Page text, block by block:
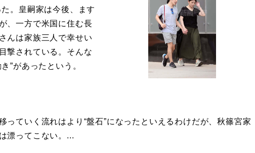
。皇嗣家は今後、ます
、一方で米国に住む長
んは家族三人で幸せい
撃されている。そんな
”があったという。
ていく流れはより“盤石”になったといえるわけだが、秋篠宮家
漂ってこない。...